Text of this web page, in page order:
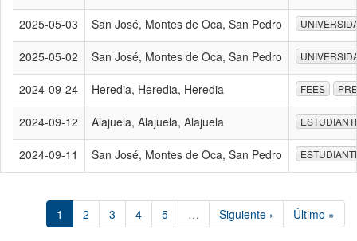
2025-05-03 San José, Montes de Oca, San Pedro
2025-05-02 San José, Montes de Oca, San Pedro
2024-09-24 Heredia, Heredia, Heredia FEES
2024-09-12 Alajuela, Alajuela, Alajuela
2024-09-11 San José, Montes de Oca, San Pedro
1 2 3 4 5 … Siguiente › Último »